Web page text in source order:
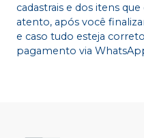
cadastrais e dos itens
atento, após você
e caso tudo esteja
pagamento via